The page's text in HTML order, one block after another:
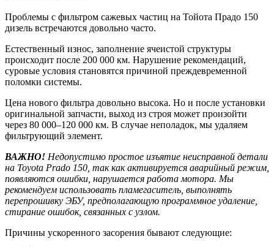
Проблемы с фильтром сажевых частиц на Тойота Прадо 150
дизель встречаются довольно часто.
Естественный износ, заполнение ячеистой структуры
происходит после 200 000 км. Нарушение рекомендаций,
суровые условия становятся причиной преждевременной
поломки системы.
Цена нового фильтра довольно высока. Но и после установки
оригинальной запчасти, выход из строя может произойти
через 80 000–120 000 км. В случае неполадок, мы удаляем
фильтрующий элемент.
ВАЖНО! Недопустимо простое изъятие неисправной детали
на Toyota Prado 150, так как активируется аварийный режим,
появляются ошибки, нарушается работа мотора. Мы
рекомендуем использовать пламегаситель, выполнять
перепрошивку ЭБУ, предполагающую программное удаление,
стирание ошибок, связанных с узлом.
Причины ускоренного засорения бывают следующие: